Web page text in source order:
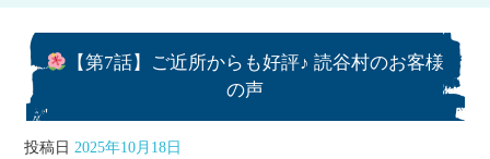
【第7話】ご近所からも好評♪ 読谷村のお客様
の声
投稿日 2025年10月18日